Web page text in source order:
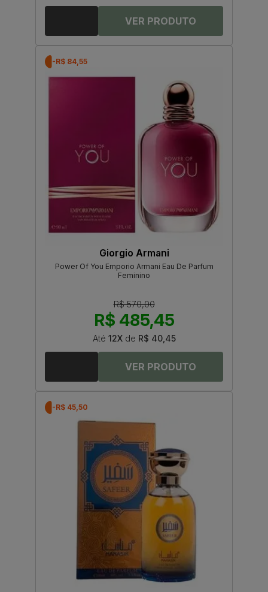
-R$ 84,55
Giorgio Armani
Power Of You Emporio Armani Eau De Parfum
Feminino
R$ 570,00
R$ 485,45
Até 12Xde R$ 40,45
-R$ 45,50